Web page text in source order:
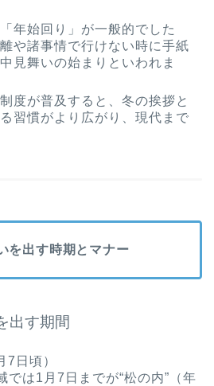
年始回り」が一般的でした
や諸事情で行けない時に手紙
見舞いの始まりといわれま
度が普及すると、冬の挨拶と
習慣がより広がり、現代まで
を出す時期とマナー
出す期間
7日頃）
では1月7日までが“松の内”（年